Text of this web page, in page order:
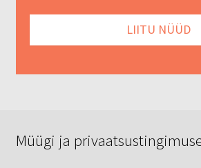
Müügi ja